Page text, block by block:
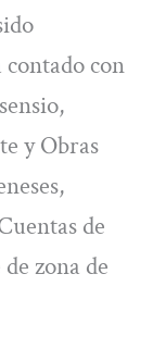
con
y Obras
de
zona de